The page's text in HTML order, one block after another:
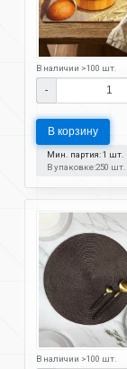
В наличии >100 шт.
-
В корзину
Мин. партия: 1 шт.
В упаковке:250 шт.
В наличии >100 шт.